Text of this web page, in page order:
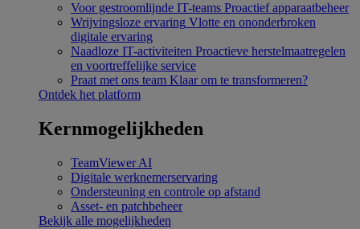
Voor gestroomlijnde IT-teams Proactief apparaatbeheer
Wrijvingsloze ervaring Vlotte en ononderbroken
digitale ervaring
Naadloze IT-activiteiten Proactieve herstelmaatregelen
en voortreffelijke service
Praat met ons team Klaar om te transformeren?
Ontdek het platform
Kernmogelijkheden
TeamViewer AI
Digitale werknemerservaring
Ondersteuning en controle op afstand
Asset- en patchbeheer
Bekijk alle mogelijkheden